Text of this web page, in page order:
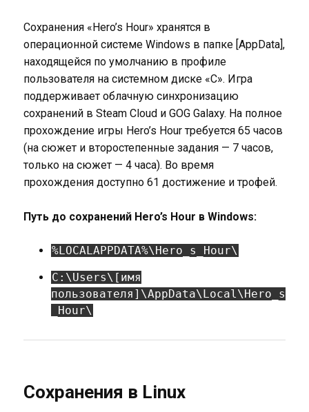
Сохранения «Hero’s Hour» хранятся в
операционной системе Windows в папке [AppData],
находящейся по умолчанию в профиле
пользователя на системном диске «C». Игра
поддерживает облачную синхронизацию
сохранений в Steam Cloud и GOG Galaxy. На полное
прохождение игры Hero’s Hour требуется 65 часов
(на сюжет и второстепенные задания — 7 часов,
только на сюжет — 4 часа). Во время
прохождения доступно 61 достижение и трофей.
Путь до сохранений Hero’s Hour в Windows:
%LOCALAPPDATA%\Hero_s_Hour\
C:\Users\[имя
пользователя]\AppData\Local\Hero_s
_Hour\
Сохранения в Linux